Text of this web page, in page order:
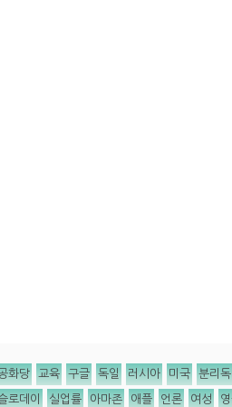
화당 교육 구글 독일 러시아 미국 분리
로데이 실업률 아마존 애플 언론 여성